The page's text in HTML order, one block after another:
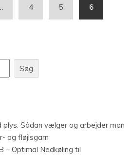
4 5 6
Søg
plys: Sådan vælger og arbejder man
og fløjlsgarn
– Optimal Nedkøling til